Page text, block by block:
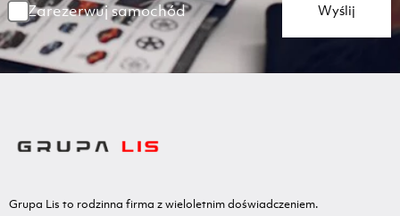
Zarezerwuj samochód Wyślij
Grupa Lis to rodzinna firma z wieloletnim doświadczeniem.